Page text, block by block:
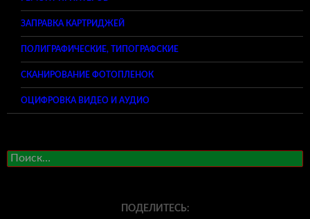
ЗАПРАВКА КАРТРИДЖЕЙ
ПОЛИГРАФИЧЕСКИЕ, ТИПОГРАФСКИЕ
СКАНИРОВАНИЕ ФОТОПЛЕНОК
ОЦИФРОВКА ВИДЕО И АУДИО
Найти:
ПОДЕЛИТЕСЬ: